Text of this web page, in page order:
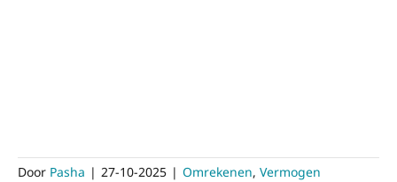
Door Pasha | 27-10-2025 | Omrekenen, Vermogen